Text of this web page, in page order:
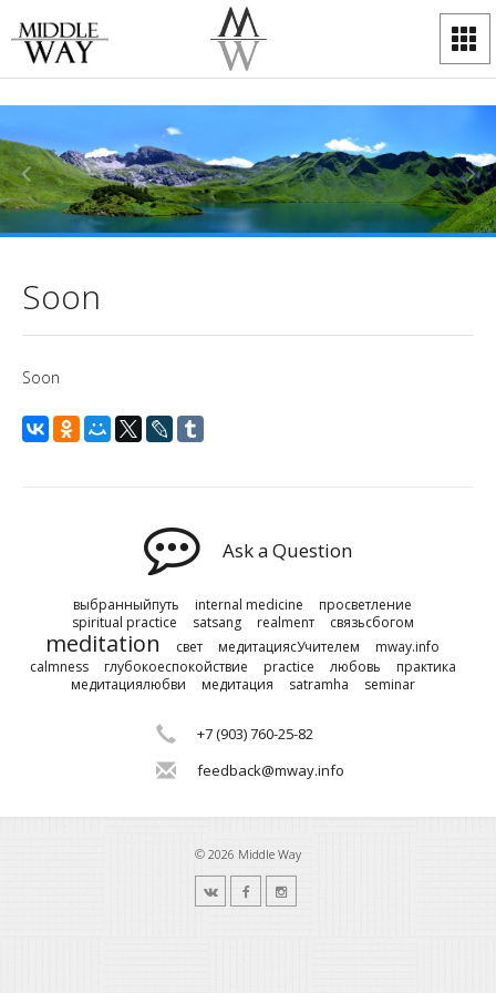
Soon
Soon
Ask a Question
выбранныйпуть internal medicine
просветление
spiritual practice
satsang realmenт связьсбогом
meditation свет медитациясУчителем
mway.info
calmness
глубокоеспокойствие practice любовь
практика
медитациялюбви
медитация satramha seminar
+7 (903) 760-25-82
feedback@mway.info
© 2026 Middle Way